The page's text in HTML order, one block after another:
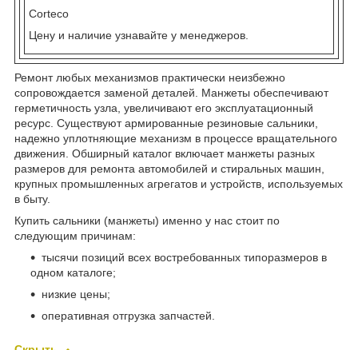
Corteco
Цену и наличие узнавайте у менеджеров.
Ремонт любых механизмов практически неизбежно
сопровождается заменой деталей. Манжеты обеспечивают
герметичность узла, увеличивают его эксплуатационный
ресурс. Существуют армированные резиновые сальники,
надежно уплотняющие механизм в процессе вращательного
движения. Обширный каталог включает манжеты разных
размеров для ремонта автомобилей и стиральных машин,
крупных промышленных агрегатов и устройств, используемых
в быту.
Купить сальники (манжеты) именно у нас стоит по
следующим причинам:
тысячи позиций всех востребованных типоразмеров в
одном каталоге;
низкие цены;
оперативная отгрузка запчастей.